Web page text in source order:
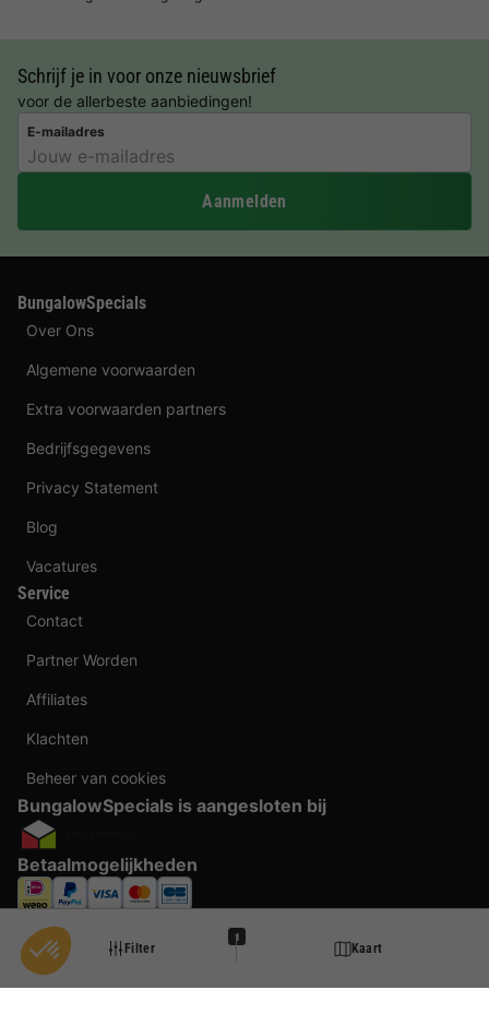
Filter
1
Kaart
Schrijf je in voor onze nieuwsbrief
voor de allerbeste aanbiedingen!
E-mailadres
Aanmelden
BungalowSpecials
Over Ons
Algemene voorwaarden
Extra voorwaarden partners
Bedrijfsgegevens
Privacy Statement
Blog
Vacatures
Service
Contact
Partner Worden
Affiliates
Klachten
Beheer van cookies
BungalowSpecials is aangesloten bij
Betaalmogelijkheden